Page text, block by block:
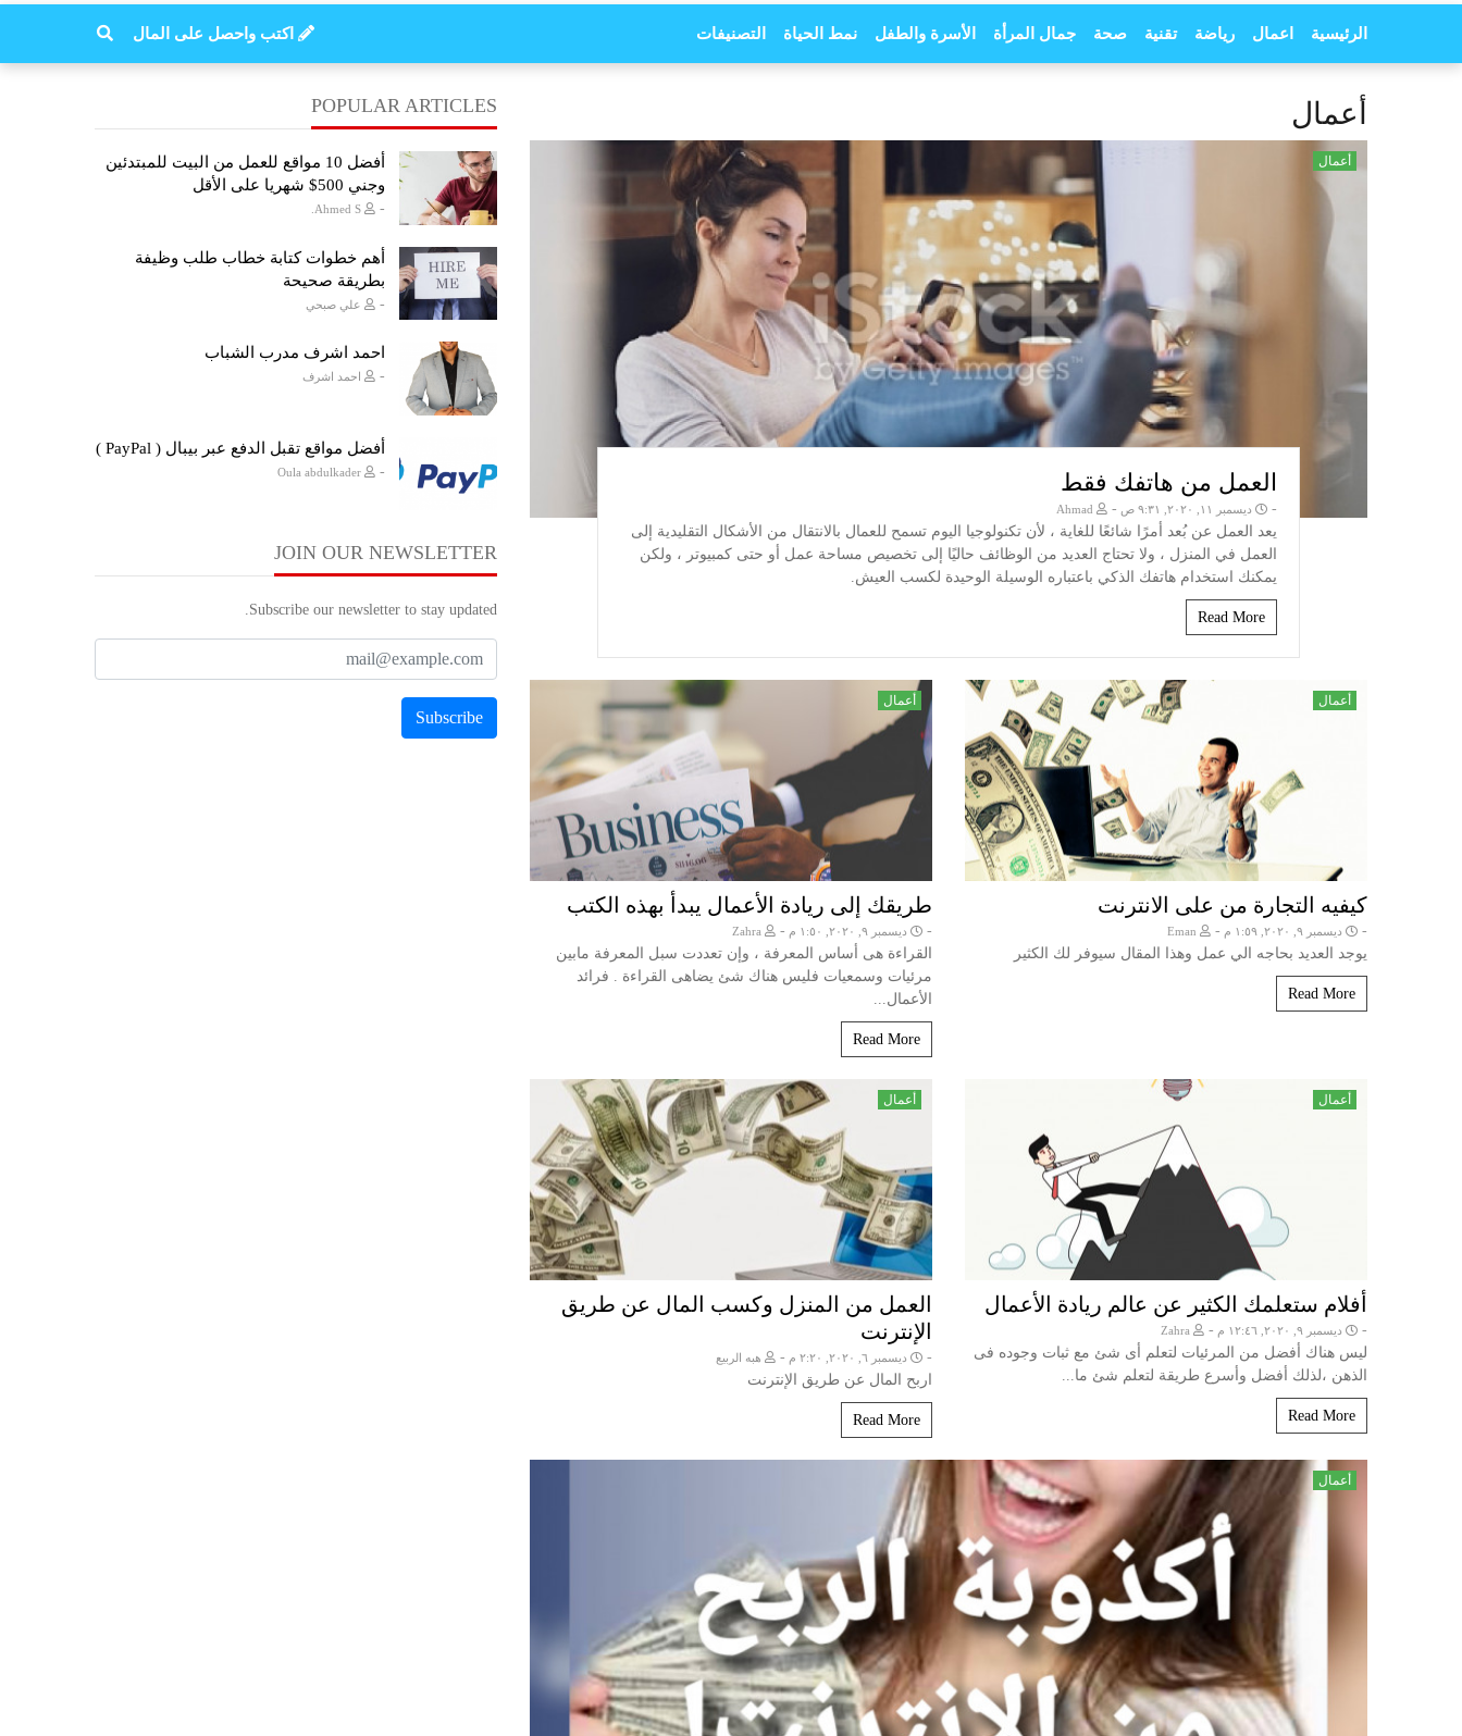
الرئيسية اعمال رياضة تقنية صحة جمال المرأة الأسرة والطفل نمط الحياة التصنيفات اكتب واحصل على المال
أعمال
أعمال
العمل من هاتفك فقط
- ديسمبر ١١, ٢٠٢٠, ٩:٣١ ص -
Ahmad
يعد العمل عن بُعد أمرًا شائعًا للغاية ، لأن تكنولوجيا اليوم تسمح للعمال بالانتقال من الأشكال التقليدية إلى
العمل في المنزل ، ولا تحتاج العديد من الوظائف حاليًا إلى تخصيص مساحة عمل أو حتى كمبيوتر ، ولكن
يمكنك استخدام هاتفك الذكي باعتباره الوسيلة الوحيدة لكسب العيش.
Read More
أعمال
كيفيه التجارة من على الانترنت
- ديسمبر ٩, ٢٠٢٠, ١:٥٩ م -
يوجد العديد بحاجه الي عمل وهذا المقال سيوفر لك الكثير
Read More
أعمال
طريقك إلى ريادة الأعمال يبدأ بهذه الكتب
- ديسمبر ٩, ٢٠٢٠, ١:٥٠ م -
القراءة هى أساس المعرفة ، وإن تعددت سبل المعرفة مابين
مرئيات وسمعيات فليس هناك شئ يضاهى القراءة . فرائد
الأعمال...
Read More
أعمال
أفلام ستعلمك الكثير عن عالم ريادة الأعمال
- ديسمبر ٩, ٢٠٢٠, ١٢:٤٦ م -
ليس هناك أفضل من المرئيات لتعلم أى شئ مع ثبات وجوده فى
الذهن ،لذلك أفضل وأسرع طريقة لتعلم شئ ما...
Read More
أعمال
العمل من المنزل وكسب المال عن طريق
الإنترنت
- ديسمبر ٦, ٢٠٢٠, ٢:٢٠ م - هبه الربيع
اربح المال عن طريق الإنترنت
Read More
أعمال
POPULAR ARTICLES
أفضل 10 مواقع للعمل من البيت للمبتدئين
وجني 500$ شهريا على الأقل
-
أهم خطوات كتابة خطاب طلب وظيفة
بطريقة صحيحة
- علي صبحي
احمد اشرف مدرب الشباب
- احمد اشرف
أفضل مواقع تقبل الدفع عبر بيبال ( PayPal )
-
JOIN OUR NEWSLETTER
Subscribe our newsletter to stay updated.